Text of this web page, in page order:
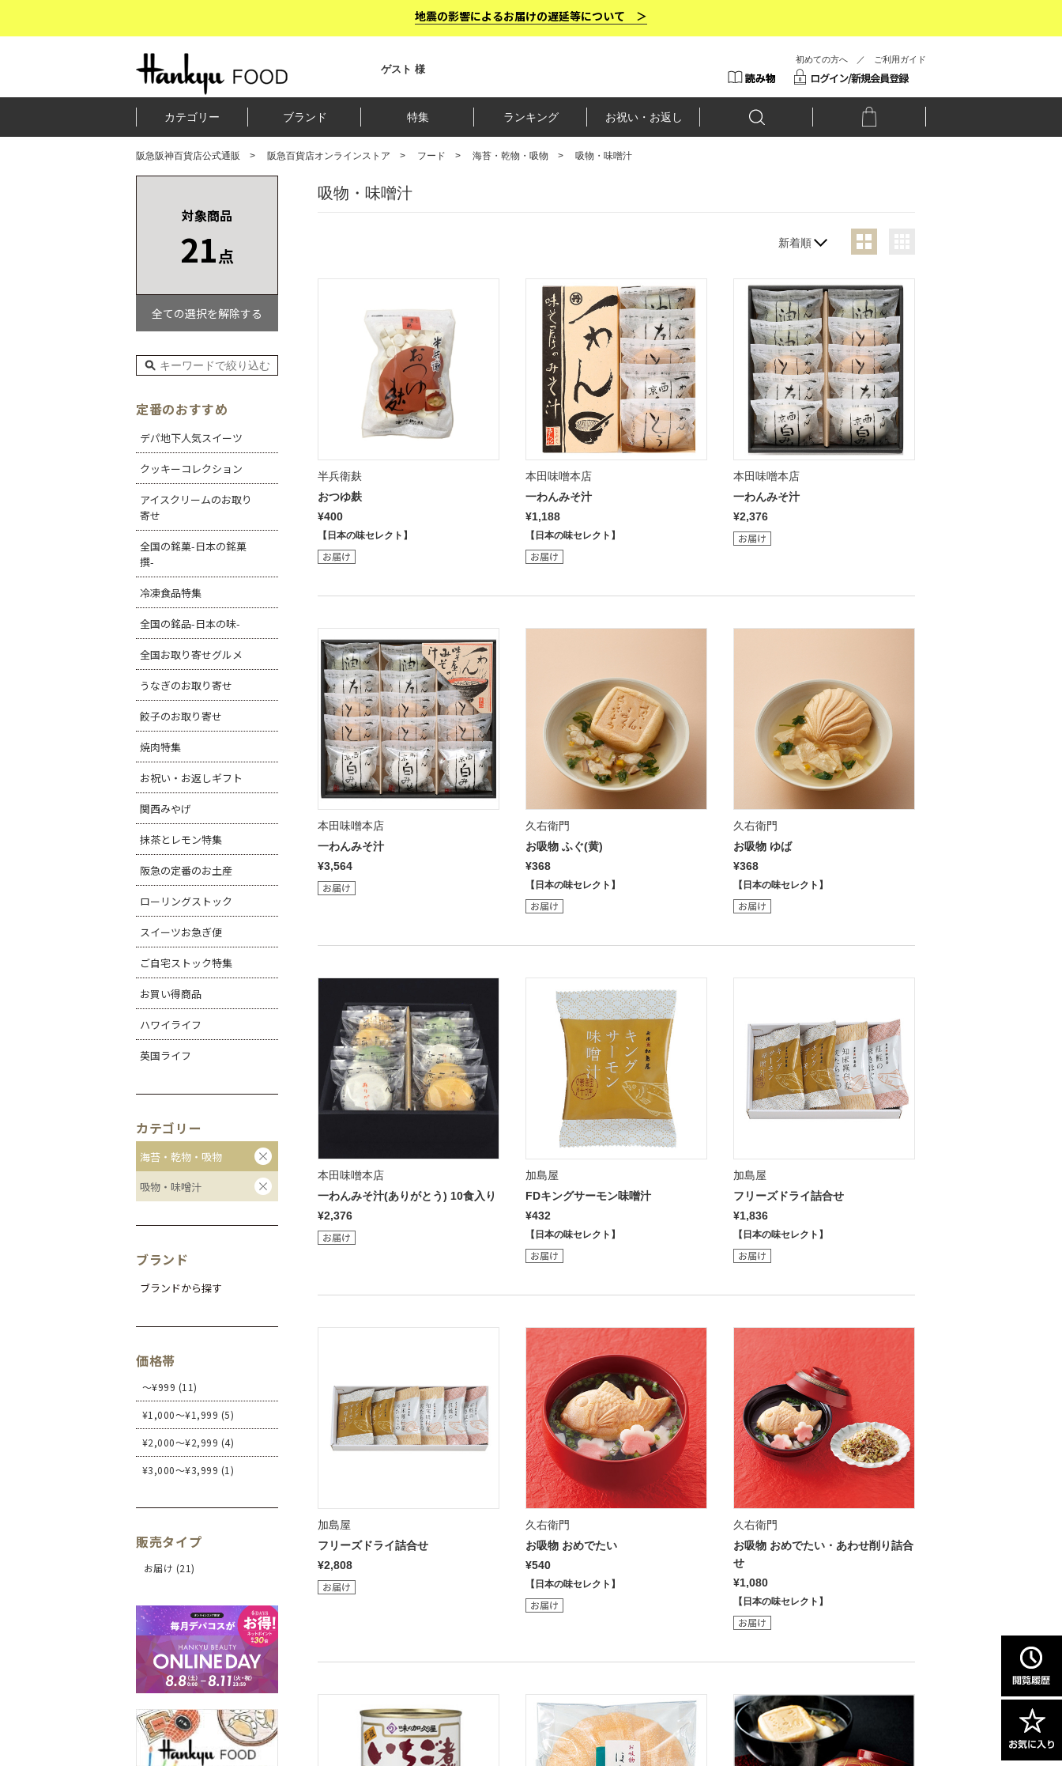
地震の影響によるお届けの遅延等について ＞
ゲスト 様
初めての方へ ／ ご利用ガイド
カテゴリー ブランド 特集 ランキング お祝い・お返し
阪急阪神百貨店公式通販 阪急百貨店オンラインストア フード 海苔・乾物・吸物 吸物・味噌汁
吸物・味噌汁
新着順
半兵衛麸
おつゆ麸
¥400
【日本の味セレクト】
本田味噌本店
一わんみそ汁
¥1,188
【日本の味セレクト】
本田味噌本店
一わんみそ汁
¥2,376
本田味噌本店
一わんみそ汁
¥3,564
久右衛門
お吸物 ふぐ(黄)
¥368
【日本の味セレクト】
久右衛門
お吸物 ゆば
¥368
【日本の味セレクト】
本田味噌本店
一わんみそ汁(ありがとう) 10食入り
¥2,376
加島屋
FDキングサーモン味噌汁
¥432
【日本の味セレクト】
加島屋
フリーズドライ詰合せ
¥1,836
【日本の味セレクト】
加島屋
フリーズドライ詰合せ
¥2,808
久右衛門
お吸物 おめでたい
¥540
【日本の味セレクト】
久右衛門
お吸物 おめでたい・あわせ削り詰合
せ
¥1,080
【日本の味セレクト】
対象商品
21点
全ての選択を解除する
定番のおすすめ
デパ地下人気スイーツ
クッキーコレクション
アイスクリームのお取り
寄せ
全国の銘菓-日本の銘菓
撰-
冷凍食品特集
全国の銘品-日本の味-
全国お取り寄せグルメ
うなぎのお取り寄せ
餃子のお取り寄せ
焼肉特集
お祝い・お返しギフト
関西みやげ
抹茶とレモン特集
阪急の定番のお土産
ローリングストック
スイーツお急ぎ便
ご自宅ストック特集
お買い得商品
ハワイライフ
英国ライフ
カテゴリー
海苔・乾物・吸物
吸物・味噌汁
ブランド
ブランドから探す
価格帯
～¥999 (11)
¥1,000～¥1,999 (5)
¥2,000～¥2,999 (4)
¥3,000～¥3,999 (1)
販売タイプ
お届け (21)